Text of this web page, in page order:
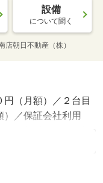
設備
について聞く
店朝日不動産（株）
（月額）／２台目
／保証会社利用
額賃料の１％／毎
相談／［退去時費
円 火災保険加入義